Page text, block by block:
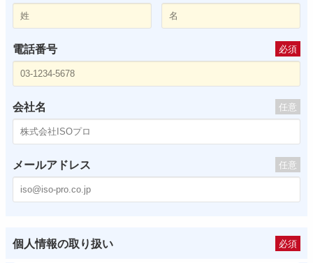
電話番号 必須
会社名 任意
メールアドレス 任意
個人情報の取り扱い 必須